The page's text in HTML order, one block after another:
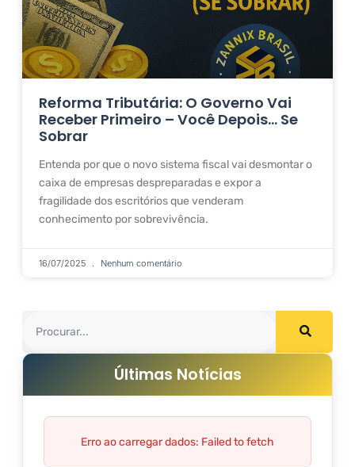
Reforma Tributária: O Governo Vai
Receber Primeiro – Você Depois… Se
Sobrar
Entenda por que o novo sistema fiscal vai desmontar o
caixa de empresas despreparadas e expor a
fragilidade dos escritórios que venderam
conhecimento por sobrevivência.
16/07/2025 Nenhum comentário
Últimas Notícias
Erro ao carregar dados: Failed to fetch